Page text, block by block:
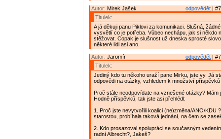
odpovědět |
Autor: Mirek Jašek
Titulek:
A já děkuji panu Piklovi za komunikaci. Slušná,
vysvětlí co je potřeba. Vůbec nechápu, jak si někdo
stěžovat. Copak je slušnost už dneska sprosté
některé lidi asi ano.
odpovědět |
Autor: Jaromír
Titulek:
Jediný kdo tu někoho uraží pane Mirku, jste vy. Já
odpovědi na otázky, vzhledem k množství příspěvků
Proč stále neodpovídate na vznešené otázky? Mám
Hodně příspěvků, tak jste asi přehlédl:
1. Proč jste nevytvořili koalici (ne)změna/ANO/KDU
starostou, probíhala taková jednání, na čem se
2. Kdo prosazoval spolupráci se současným
radní Albrecht?, Jakeš?